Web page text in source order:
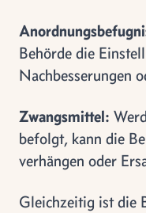
Behörde die
Nachbesserungen
Zwangsmittel:
befolgt, kann die
verhängen oder
Gleichzeitig ist die